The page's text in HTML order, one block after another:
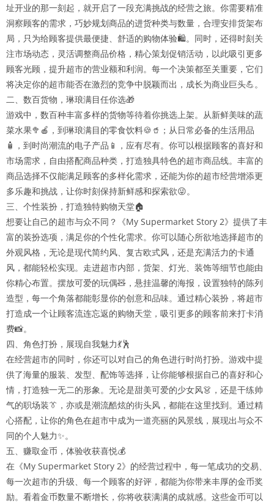
址开业的那一刻起，就开启了一段充满挑战的经营之旅。你需要精准
洞察顾客的需求，巧妙规划商品的进货种类与数量，合理安排货架布
局，只为给顾客提供最便捷、舒适的购物体验🛍️。同时，还得时刻关
注市场动态，灵活调整商品价格，精心策划促销活动，以此吸引更多
顾客光顾，提升超市的营业额和利润。每一个决策都至关重要，它们
将决定你的超市能否在激烈的竞争中脱颖而出，成长为商业巨头💪。​
二、数百货物，琳琅满目任你选🎁​
游戏中，数百种丰富多样的货物等待着你挑选上架。从新鲜美味的蔬
菜水果🥦🍎，到琳琅满目的零食饮料🍪🥤；从日常必备的生活用品
🧴，到时尚潮流的电子产品📱，应有尽有。你可以根据顾客的喜好和
市场需求，自由搭配商品种类，打造独具特色的超市商品线。丰富的
商品选择不仅能满足顾客的多样化需求，还能为你的超市经营增添更
多乐趣和挑战，让你时刻保持新鲜感和探索欲😜。​
三、个性装扮，打造独特购物天堂🏠​
想要让自己的超市与众不同？《My Supermarket Story 2》提供了丰
富的装扮选项，满足你的个性化需求。你可以随心所欲地选择超市的
外观风格，无论是现代简约风、复古欧式风，还是充满活力的卡通
风，都能轻松实现。走进超市内部，货架、灯光、装饰等细节也能由
你精心布置。摆放可爱的玩偶🧸，悬挂温馨的海报，设置独特的陈列
造型，每一个角落都能彰显你的创意和品味。通过精心装扮，将超市
打造成一个让顾客流连忘返的购物天堂，吸引更多的顾客前来打卡消
费📸。​
四、角色打扮，展现自我魅力💃🕺​
在经营超市的同时，你还可以对自己的角色进行时尚打扮。游戏中提
供了海量的服装、发型、配饰等选择，让你能够根据自己的喜好和心
情，打造独一无二的形象。无论是甜美可爱的少女风👗，还是干练帅
气的职场装👔，亦或是潮流酷炫的街头风，都能在这里找到。通过精
心搭配，让你的角色在超市中成为一道亮丽的风景线，展现出与众不
同的个人魅力✨。​
五、赚取金币，体验收获喜悦💰​
在《My Supermarket Story 2》的经营过程中，每一笔成功的交易、
每一次超市的升级、每一个顾客的好评，都能为你带来丰厚的金币奖
励。看着金币数量不断增长，你将收获满满的成就感。这些金币可以